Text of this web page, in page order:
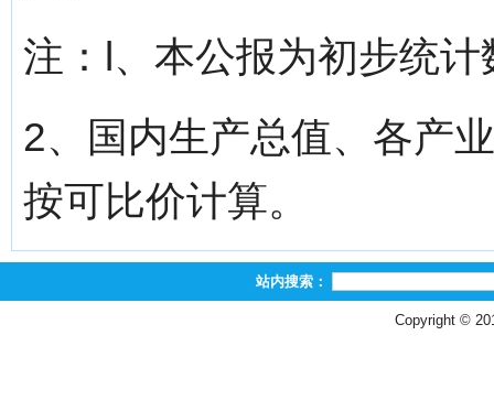
注：l、本公报为初步统计
2、国内生产总值、各产
按可比价计算。
站内搜索：
Copyright ©